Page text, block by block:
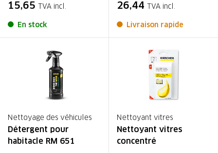
15,65 TVA incl.
En stock
26,44 TVA incl.
Livraison rapide
Nettoyage des véhicules
Détergent pour
habitacle RM 651
Nettoyant vitres
Nettoyant vitres
concentré